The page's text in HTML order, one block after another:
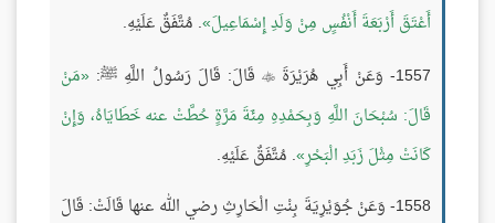
أَعْتَقَ أَرْبَعَةَ أَنْفُسٍ مِنْ وَلَدِ إِسْمَاعِيلَ . مُتَّفَقٌ عَلَيْهِ.
1557- وَعَنْ أَبِي هُرَيْرَةَ
قَالَ: قَالَ رَسُولُ اللَّهِ ﷺ: مَنْ
قَالَ: سُبْحَانَ اللَّهِ وَبِحَمْدِهِ مِئَةَ مَرَّةٍ حُطَّتْ عنه خَطَايَاهُ، وَإِنْ
كَانَتْ مِثْلَ زَبَدِ الْبَحْرِ . مُتَّفَقٌ عَلَيْهِ.
1558- وَعَنْ جُوَيْرِيَةَ بِنْتِ الْحَارِثِ رضي الله عنها قَالَتْ: قَالَ